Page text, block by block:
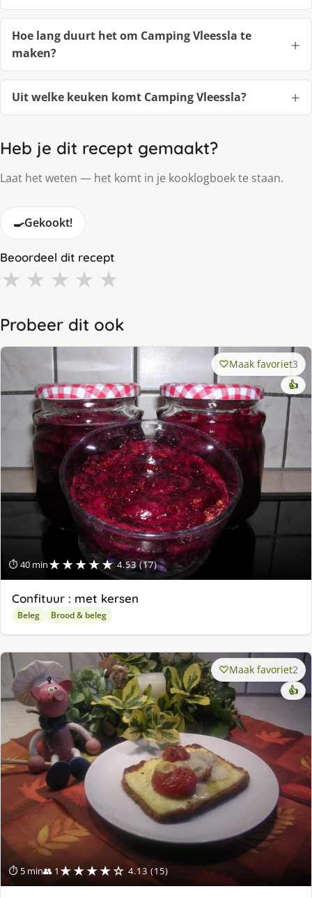
Hoe lang duurt het om Camping Vleessla te
maken?
Uit welke keuken komt Camping Vleessla?
Heb je dit recept gemaakt?
Laat het weten — het komt in je kooklogboek te staan.
🍳Gekookt!
Beoordeel dit recept
★ ★ ★ ★ ★
Probeer dit ook
⏱ 40 min★★★★★ 4.53 (17)
Maak favoriet3
👍
Confituur : met kersen
Beleg Brood & beleg
⏱ 5 min👥 1 ★★★★☆ 4.13 (15)
Maak favoriet2
👍